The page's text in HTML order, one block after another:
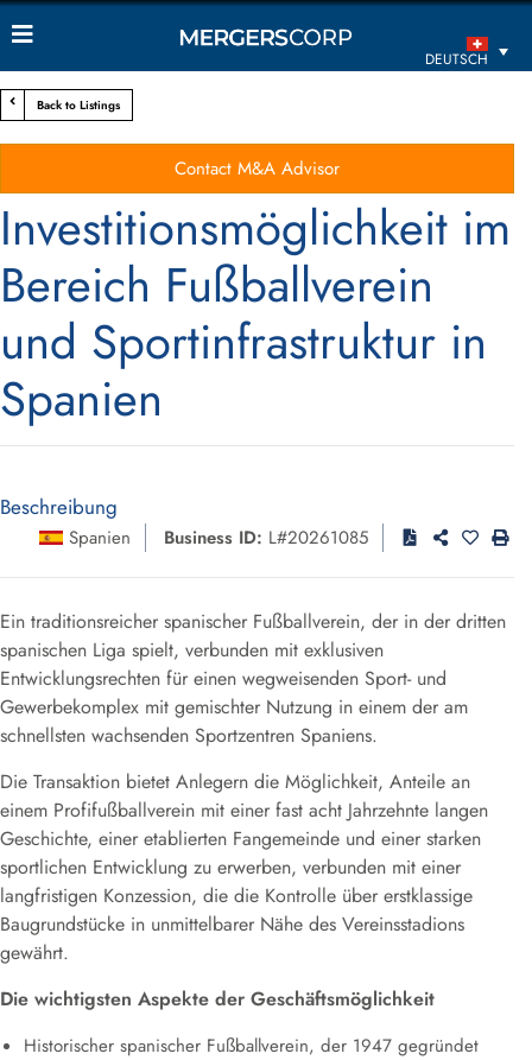
DEUTSCH
Back to Listings
Contact M&A Advisor
Investitionsmöglichkeit im
Bereich Fußballverein
und Sportinfrastruktur in
Spanien
Beschreibung
Spanien Business ID: L#20261085
Ein traditionsreicher spanischer Fußballverein, der in der dritten
spanischen Liga spielt, verbunden mit exklusiven
Entwicklungsrechten für einen wegweisenden Sport- und
Gewerbekomplex mit gemischter Nutzung in einem der am
schnellsten wachsenden Sportzentren Spaniens.
Die Transaktion bietet Anlegern die Möglichkeit, Anteile an
einem Profifußballverein mit einer fast acht Jahrzehnte langen
Geschichte, einer etablierten Fangemeinde und einer starken
sportlichen Entwicklung zu erwerben, verbunden mit einer
langfristigen Konzession, die die Kontrolle über erstklassige
Baugrundstücke in unmittelbarer Nähe des Vereinsstadions
gewährt.
Die wichtigsten Aspekte der Geschäftsmöglichkeit
Historischer spanischer Fußballverein, der 1947 gegründet